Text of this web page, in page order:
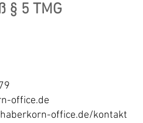
§ 5 TMG
office.de
office.de/kontakt